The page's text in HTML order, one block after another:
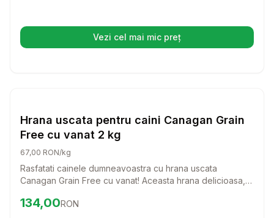
Vezi cel mai mic preț(se deschide într-o filă nouă)
Hrana Uscata Caini
Hrana uscata pentru caini Canagan Grain
Free cu vanat 2 kg
67,00 RON/kg
Rasfatati cainele dumneavoastra cu hrana uscata
Canagan Grain Free cu vanat! Aceasta hrana delicioasa,
mica, oferindu-le o alimentatie sanatoasa si echilibrata,
Preț:134.00
134,00RON